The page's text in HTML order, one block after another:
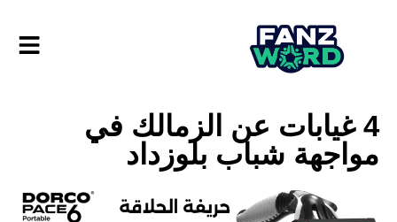
4 غيابات عن الزمالك في
مواجهة شباب بلوزداد